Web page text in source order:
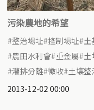
污染農地的希望
整治場址 控制場址 土
農田水利會 重金屬 土
灌排分離 徵收 土壤整
2013-12-02 00:00